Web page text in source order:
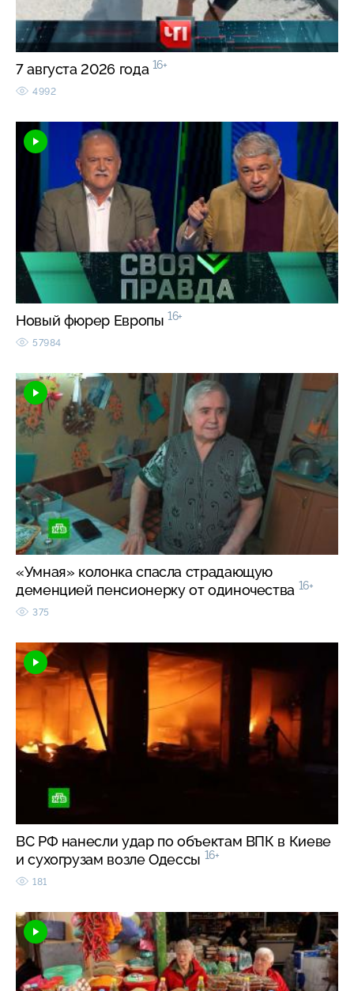
7 августа 2026 года 16+
4992
Новый фюрер Европы 16+
57984
«Умная» колонка спасла страдающую
деменцией пенсионерку от одиночества 16+
375
ВС РФ нанесли удар по объектам ВПК в Киеве
и сухогрузам возле Одессы 16+
181